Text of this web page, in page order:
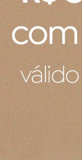
padrão
defeito de
Signature Le